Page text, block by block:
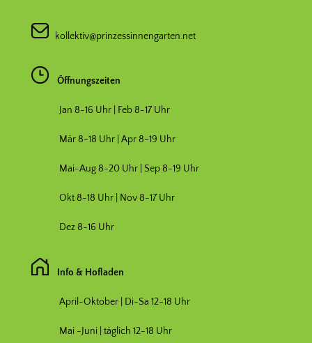
kollektiv@prinzessinnengarten.net
Öffnungszeiten
Jan 8-16 Uhr | Feb 8-17 Uhr
Mär 8-18 Uhr | Apr 8-19 Uhr
Mai-Aug 8-20 Uhr | Sep 8-19 Uhr
Okt 8-18 Uhr | Nov 8-17 Uhr
Dez 8-16 Uhr
Info & Hofladen
April-Oktober | Di-Sa 12-18 Uhr
Mai -Juni | täglich 12-18 Uhr